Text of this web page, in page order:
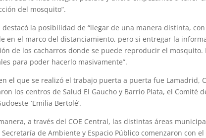
del mosquito”.
destacó la posibilidad de “llegar de una manera distinta,
en el marco del distanciamiento, pero si entregar la
de los cacharros donde se puede reproducir el
para poder hacerlo masivamente”.
el que se realizó el trabajo puerta a puerta fue Lamadrid,
los centros de Salud El Gaucho y Barrio Plata, el Comité
`Emilia Bertolé’.
a través del COE Central, las distintas áreas
Secretaría de Ambiente y Espacio Público comenzaron con